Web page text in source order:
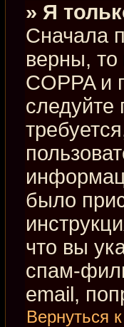
» Я
Сначала
верны,
COPPA и
было
что вы
спам-
email,
Вернуться